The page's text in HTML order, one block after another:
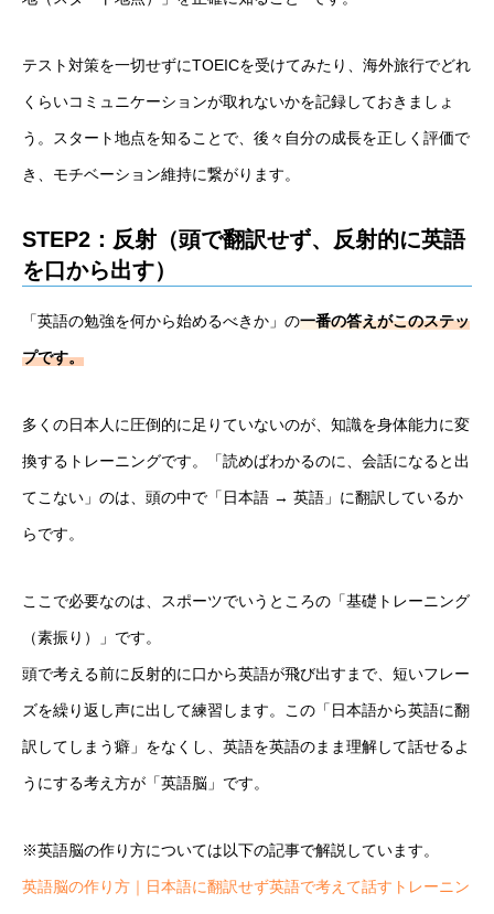
テスト対策を一切せずにTOEICを受けてみたり、海外旅行でどれ
くらいコミュニケーションが取れないかを記録しておきましょ
う。スタート地点を知ることで、後々自分の成長を正しく評価で
き、モチベーション維持に繋がります。
STEP2：反射（頭で翻訳せず、反射的に英語
を口から出す）
「英語の勉強を何から始めるべきか」の一番の答えがこのステッ
プです。
多くの日本人に圧倒的に足りていないのが、知識を身体能力に変
換するトレーニングです。「読めばわかるのに、会話になると出
てこない」のは、頭の中で「日本語 → 英語」に翻訳しているか
らです。
ここで必要なのは、スポーツでいうところの「基礎トレーニング
（素振り）」です。
頭で考える前に反射的に口から英語が飛び出すまで、短いフレー
ズを繰り返し声に出して練習します。この「日本語から英語に翻
訳してしまう癖」をなくし、英語を英語のまま理解して話せるよ
うにする考え方が「英語脳」です。
※英語脳の作り方については以下の記事で解説しています。
英語脳の作り方｜日本語に翻訳せず英語で考えて話すトレーニン